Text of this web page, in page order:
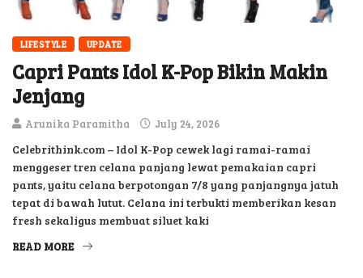
LIFESTYLE UPDATE
Capri Pants Idol K-Pop Bikin Makin
Jenjang
Arunika Paramitha July 24, 2026
Celebrithink.com – Idol K-Pop cewek lagi ramai-ramai
menggeser tren celana panjang lewat pemakaian capri
pants, yaitu celana berpotongan 7/8 yang panjangnya jatuh
tepat di bawah lutut. Celana ini terbukti memberikan kesan
fresh sekaligus membuat siluet kaki
READ MORE